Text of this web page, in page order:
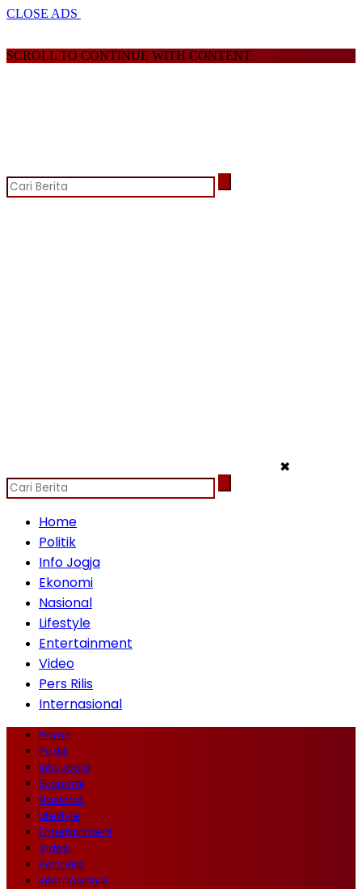
CLOSE ADS
SCROLL TO CONTINUE WITH CONTENT
✖
Home
Politik
Info Jogja
Ekonomi
Nasional
Lifestyle
Entertainment
Video
Pers Rilis
Internasional
Home
Politik
Info Jogja
Ekonomi
Nasional
Lifestyle
Entertainment
Video
Pers Rilis
Internasional